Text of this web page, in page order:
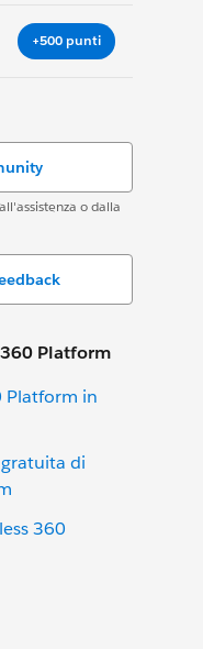
+500 punti
o dalla
360 Platform
Platform in
di
360